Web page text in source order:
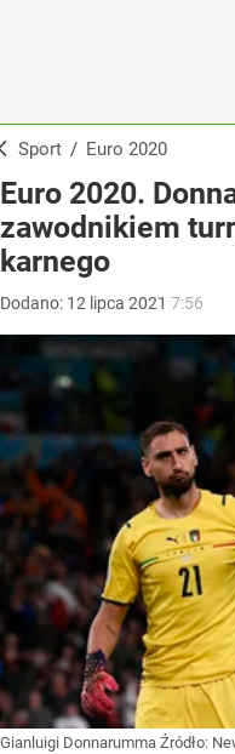
Sport / Euro 2020
Euro 2020.
zawodnikiem
karnego
Dodano: 12 lipca 2021 7:56
Gianluigi Donnarumma Źródło: